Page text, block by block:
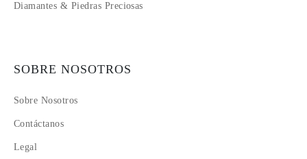
Diamantes & Piedras Preciosas
SOBRE NOSOTROS
Sobre Nosotros
Contáctanos
Legal